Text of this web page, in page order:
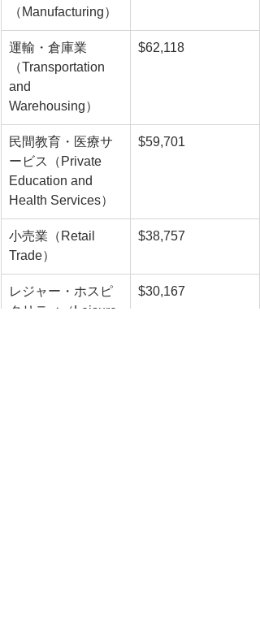
（Manufacturing）
運輸・倉庫業
（Transportation
and
Warehousing）
$62,118
民間教育・医療サ
ービス（Private
Education and
Health Services）
$59,701
小売業（Retail
Trade）
$38,757
レジャー・ホスピ
タリティ（Leisure
$30,167